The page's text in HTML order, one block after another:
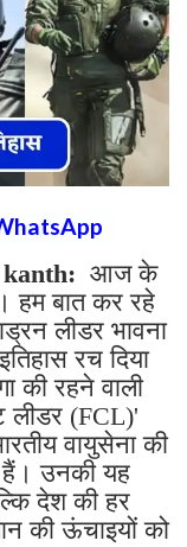
आज के
हम बात कर रहे
लीडर भावना
रच दिया
की रहने वाली
लीडर (FCL)'
वायुसेना की
हैं। उनकी यह
देश की हर
की ऊंचाइयों को